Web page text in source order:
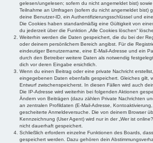
gelesen/ungelesen; sofern du nicht angemeldet bist)
Teilnahme an Umfragen (sofern du nicht angemeldet bist)
deine Benutzer-ID, ein Authentifizierungsschlüssel und
Die Cookies haben standardmäßig eine Gültigkeit von
du jederzeit über die Funktion „Alle Cookies löschen“
Weiterhin werden die Daten gespeichert, die du bei der
oder deinem persönlichem Bereich angibst. Für die
eindeutiger Benutzername, eine E-Mail-Adresse und ein
durch den Betreiber weitere Daten als notwendig
dich vor deren Eingabe ersichtlich.
Wenn du einen Beitrag oder eine private Nachricht
eingegebenen Daten ebenfalls gespeichert. Gleiches gilt,
Entwurf zwischenspeicherst. In diesen Fällen wird auch
Die IP-Adresse wird weiterhin bei folgenden Aktionen
Ändern von Beiträgen (dazu zählen Private Nachrichten
an zentralen Profildaten (E-Mail-Adresse,
gescheiterte Anmeldeversuche. Die von deinem Browser
Kennzeichnung (User Agent) wird nur in der „Wer ist
nicht dauerhaft gespeichert.
Schließlich erfordern einzelne Funktionen des Boards,
gespeichert werden. Dazu gehören dein